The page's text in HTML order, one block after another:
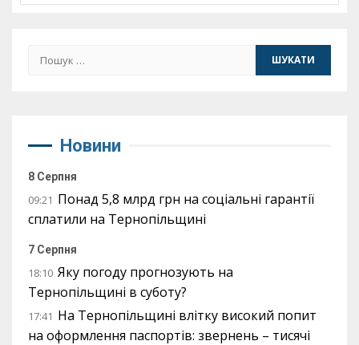
Пошук:
Новини
8 Серпня
09:21 Понад 5,8 млрд грн на соціальні гарантії
сплатили на Тернопільщині
7 Серпня
18:10 Яку погоду прогнозують на
Тернопільщині в суботу?
17:41 На Тернопільщині влітку високий попит
на оформлення паспортів: звернень – тисячі